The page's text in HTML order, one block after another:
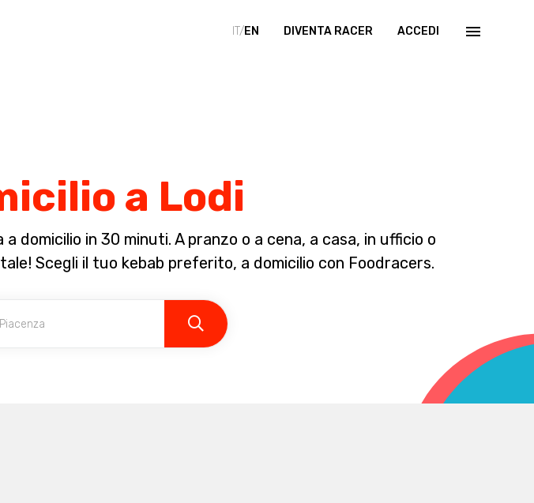
IT/EN DIVENTA RACER ACCEDI
a Lodi
domicilio in 30 minuti. A pranzo o a cena, a casa, in ufficio o
Scegli il tuo kebab preferito, a domicilio con Foodracers.